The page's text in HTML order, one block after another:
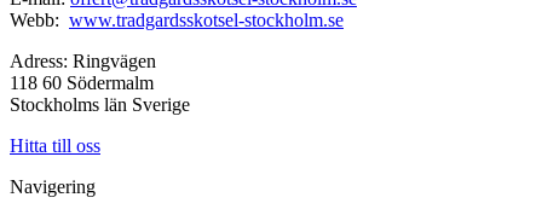
Webb: www.tradgardsskotsel-stockholm.se
Adress: Ringvägen
118 60 Södermalm
Stockholms län Sverige
Hitta till oss
Navigering